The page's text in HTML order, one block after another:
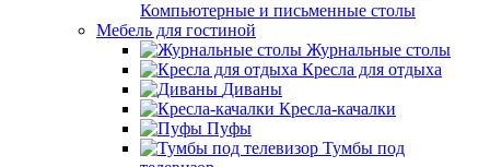
Компьютерные и письменные столы
Мебель для гостиной
Журнальные столы
Кресла для отдыха
Диваны
Кресла-качалки
Пуфы
Тумбы под